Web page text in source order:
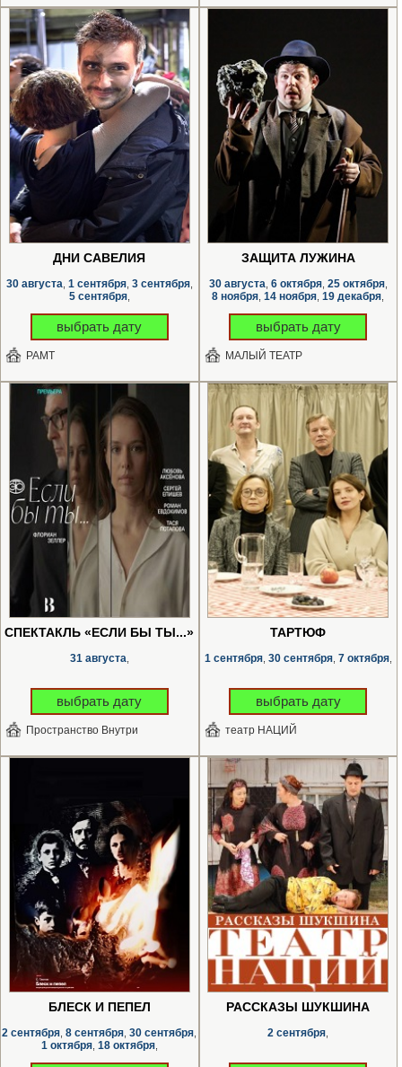
ДНИ САВЕЛИЯ
30 августа 1 сентября, 3 сентября,
5 сентября,
выбрать дату
РАМТ
ЗАЩИТА ЛУЖИНА
30 августа 6 октября, 25 октября,
8 ноября 14 ноября 19 декабря
выбрать дату
МАЛЫЙ ТЕАТР
СПЕКТАКЛЬ «ЕСЛИ БЫ ТЫ...»
31 августа
выбрать дату
Пространство Внутри
ТАРТЮФ
1 сентября, 30 сентября, 7 октября,
выбрать дату
театр НАЦИЙ
БЛЕСК И ПЕПЕЛ
2 сентября 8 сентября 30 сентября
1 октября, 18 октября,
РАССКАЗЫ ШУКШИНА
2 сентября